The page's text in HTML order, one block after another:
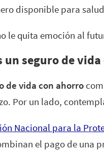
disponible para
le quita emoción al
un seguro de
de vida con ahorro
Por un lado,
Nacional para la
el pago de una